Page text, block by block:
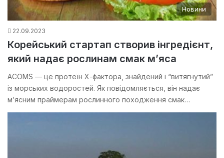
Новини
22.09.2023
Корейський стартап створив інгредієнт,
який надає рослинам смак м’яса
ACOMS — це протеїн Х-фактора, знайдений і “витягнутий”
із морських водоростей. Як повідомляється, він надає
м’ясним праймерам рослинного походження смак…